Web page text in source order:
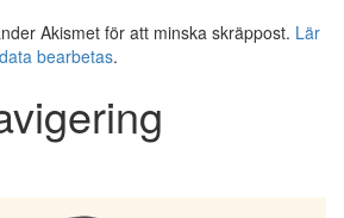
Akismet för att minska skräppost. Lär
bearbetas.